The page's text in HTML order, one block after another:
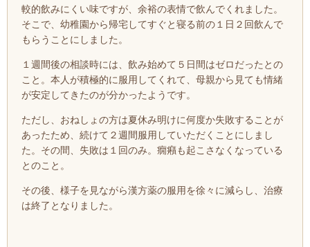
較的飲みにくい味ですが、余裕の表情で飲んでくれました。
そこで、幼稚園から帰宅してすぐと寝る前の１日２回飲んで
もらうことにしました。
１週間後の相談時には、飲み始めて５日間はゼロだったとの
こと。本人が積極的に服用してくれて、母親から見ても情緒
が安定してきたのが分かったようです。
ただし、おねしょの方は夏休み明けに何度か失敗することが
あったため、 続けて２週間服用していただくことにしまし
た。その間、失敗は１回のみ。癇癪も起こさなくなっている
とのこと。
その後、様子を見ながら漢方薬の服用を徐々に減らし、治療
は終了となりました。